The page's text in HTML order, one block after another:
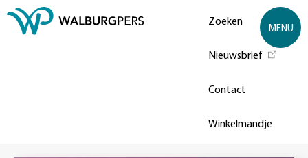
Zoeken
Nieuwsbrief
Contact
Winkelmandje
MENU